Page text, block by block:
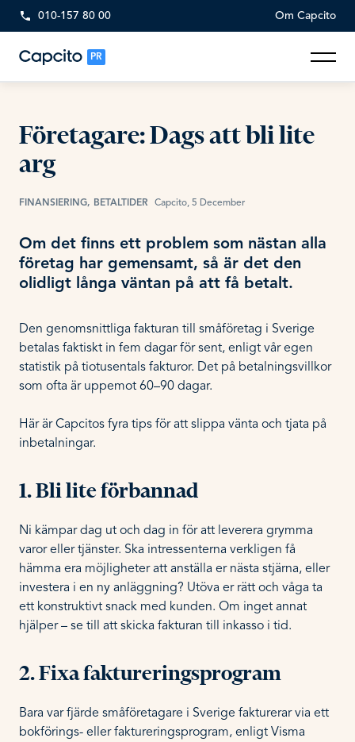
010-157 80 00 Om Capcito
PR
Företagare: Dags att bli lite
arg
FINANSIERING, BETALTIDER Capcito, 5 December
Om det finns ett problem som nästan alla
företag har gemensamt, så är det den
olidligt långa väntan på att få betalt.
Den genomsnittliga fakturan till småföretag i Sverige
betalas faktiskt in fem dagar för sent, enligt vår egen
statistik på tiotusentals fakturor. Det på betalningsvillkor
som ofta är uppemot 60–90 dagar.
Här är Capcitos fyra tips för att slippa vänta och tjata på
inbetalningar.
1. Bli lite förbannad
Ni kämpar dag ut och dag in för att leverera grymma
varor eller tjänster. Ska intressenterna verkligen få
hämma era möjligheter att anställa er nästa stjärna, eller
investera i en ny anläggning? Utöva er rätt och våga ta
ett konstruktivt snack med kunden. Om inget annat
hjälper – se till att skicka fakturan till inkasso i tid.
2. Fixa faktureringsprogram
Bara var fjärde småföretagare i Sverige fakturerar via ett
bokförings- eller faktureringsprogram, enligt Visma